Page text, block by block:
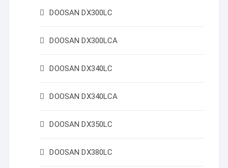
DOOSAN DX300LC
DOOSAN DX300LCA
DOOSAN DX340LC
DOOSAN DX340LCA
DOOSAN DX350LC
DOOSAN DX380LC